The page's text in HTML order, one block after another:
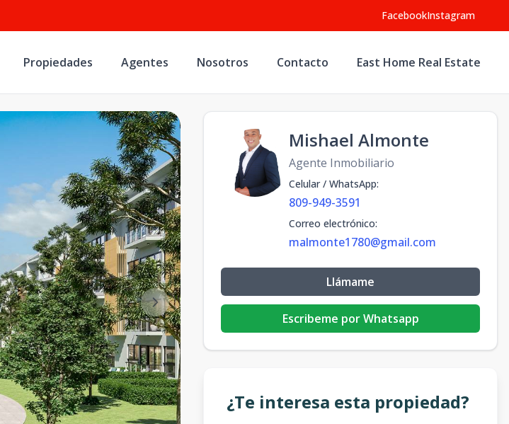
FacebookInstagram
Propiedades Agentes Nosotros Contacto East Home Real Estate
Mishael Almonte
Agente Inmobiliario
Celular / WhatsApp:
809-949-3591
Correo electrónico:
malmonte1780@gmail.com
Llámame
Escribeme por Whatsapp
¿Te interesa esta propiedad?